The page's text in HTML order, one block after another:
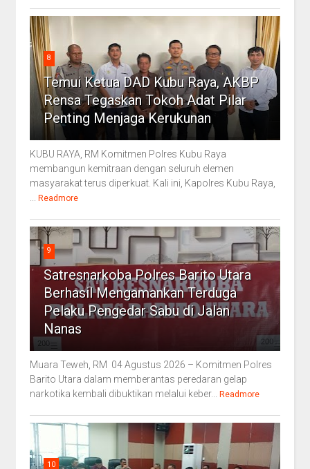
8
Temui Ketua DAD Kubu Raya, AKBP
Rensa Tegaskan Tokoh Adat Pilar
Penting Menjaga Kerukunan
KUBU RAYA, RM Komitmen Polres Kubu Raya
membangun kemitraan dengan seluruh elemen
masyarakat terus diperkuat. Kali ini, Kapolres Kubu Raya,
Readmore
9
Satresnarkoba Polres Barito Utara
Berhasil Mengamankan Terduga
Pelaku Pengedar Sabu di Jalan
Nanas
Muara Teweh, RM 04 Agustus 2026 – Komitmen Polres
Barito Utara dalam memberantas peredaran gelap
narkotika kembali dibuktikan melalui keber...
Readmore
10